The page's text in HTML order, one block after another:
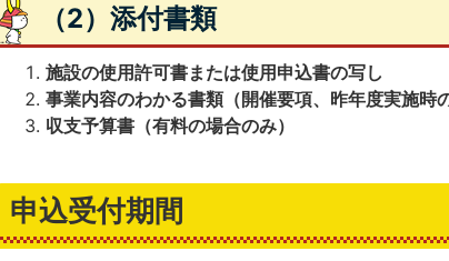
（2）添付書類
施設の使用許可書または使用申込書の写し
事業内容のわかる書類（開催要項、昨年度実施時
収支予算書（有料の場合のみ）
申込受付期間